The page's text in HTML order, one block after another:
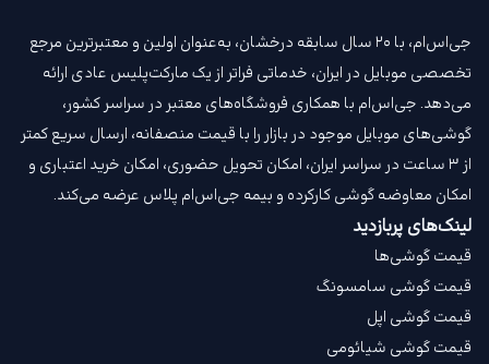
جی‌اس‌ام، با ۲۰ سال سابقه درخشان، به‌عنوان اولین و معتبرترین مرجع
تخصصی موبایل در ایران، خدماتی فراتر از یک مارکت‌پلیس عادی ارائه
می‌دهد. جی‌اس‌ام با همکاری فروشگاه‌های معتبر در سراسر کشور،
گوشی‌های موبایل موجود در بازار را با قیمت‌ منصفانه، ارسال سریع کمتر
از ۳ ساعت در سراسر ایران، امکان تحویل حضوری، امکان خرید اعتباری و
امکان معاوضه گوشی کارکرده و بیمه جی‌اس‌ام‌ پلاس عرضه می‌کند.
لینک‌های پربازدید
قیمت گوشی‌ها
قیمت گوشی سامسونگ
قیمت گوشی اپل
قیمت گوشی شیائومی